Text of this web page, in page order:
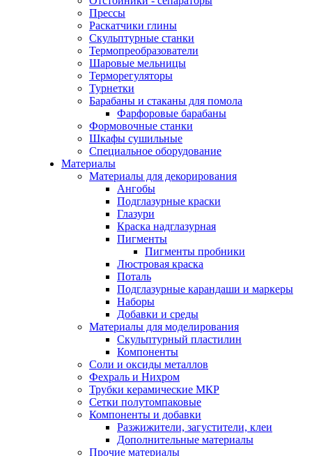
Прессы
Раскатчики глины
Скульптурные станки
Термопреобразователи
Шаровые мельницы
Терморегуляторы
Турнетки
Барабаны и стаканы для помола
Фарфоровые барабаны
Формовочные станки
Шкафы сушильные
Специальное оборудование
Материалы
Материалы для декорирования
Ангобы
Подглазурные краски
Глазури
Краска надглазурная
Пигменты
Пигменты пробники
Люстровая краска
Поталь
Подглазурные карандаши и маркеры
Наборы
Добавки и среды
Материалы для моделирования
Скульптурный пластилин
Компоненты
Соли и оксиды металлов
Фехраль и Нихром
Трубки керамические МКР
Сетки полутомпаковые
Компоненты и добавки
Разжижители, загустители, клеи
Дополнительные материалы
Прочие материалы